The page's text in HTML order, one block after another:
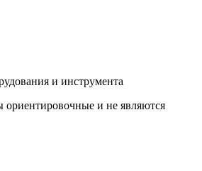
и инструмента
ориентировочные и не являются